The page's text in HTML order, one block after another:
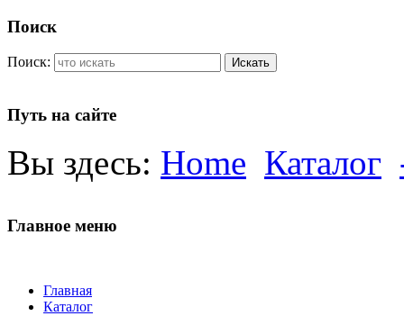
Поиск
Поиск: Искать
Путь на сайте
Вы здесь: Home Каталог
Главное меню
Главная
Каталог